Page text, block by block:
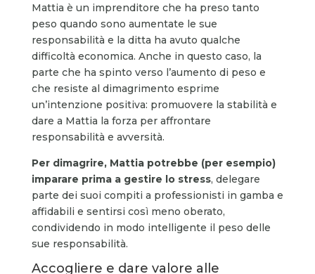
Mattia è un imprenditore che ha preso tanto
peso quando sono aumentate le sue
responsabilità e la ditta ha avuto qualche
difficoltà economica. Anche in questo caso, la
parte che ha spinto verso l’aumento di peso e
che resiste al dimagrimento esprime
un’intenzione positiva: promuovere la stabilità e
dare a Mattia la forza per affrontare
responsabilità e avversità.
Per dimagrire, Mattia potrebbe (per esempio)
imparare prima a gestire lo stress, delegare
parte dei suoi compiti a professionisti in gamba e
affidabili e sentirsi così meno oberato,
condividendo in modo intelligente il peso delle
sue responsabilità.
Accogliere e dare valore alle